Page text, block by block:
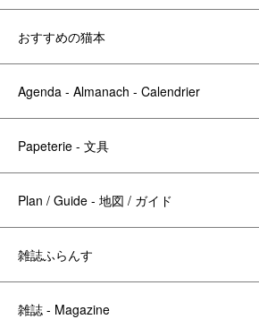
おすすめの猫本
Agenda - Almanach - Calendrier
Papeterie - 文具
Plan / Guide - 地図 / ガイド
雑誌ふらんす
雑誌 - Magazine